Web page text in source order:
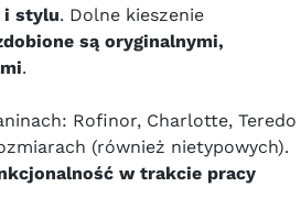
i stylu. Dolne kieszenie
są oryginalnymi,
.
Rofinor, Charlotte, Teredo
(również nietypowych).
w trakcie pracy